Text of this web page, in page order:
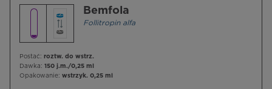
Bemfola
Follitropin alfa
Postać: roztw. do wstrz.
Dawka: 150 j.m./0,25 ml
Opakowanie: wstrzyk. 0,25 ml